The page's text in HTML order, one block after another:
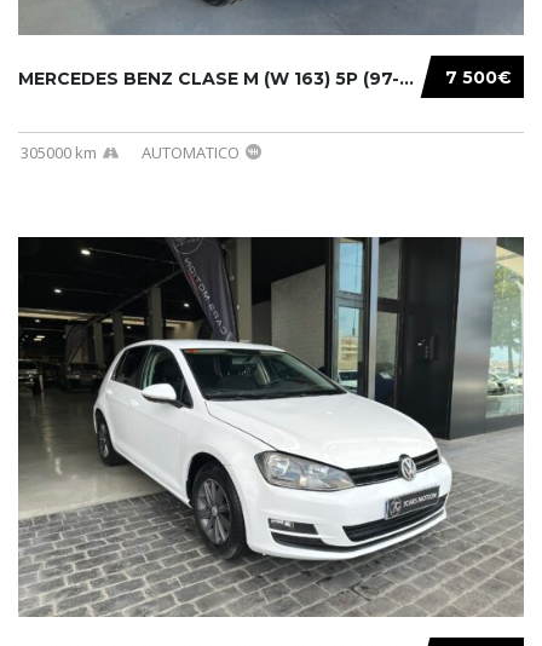
7 500€
MERCEDES BENZ CLASE M (W 163) 5P (97-05) 200...
305000 km AUTOMATICO